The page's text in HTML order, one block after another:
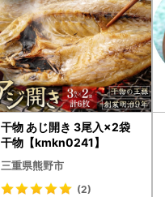
干物 あじ開き 3尾入×2袋
干物【kmkn0241】
三重県熊野市
(2)